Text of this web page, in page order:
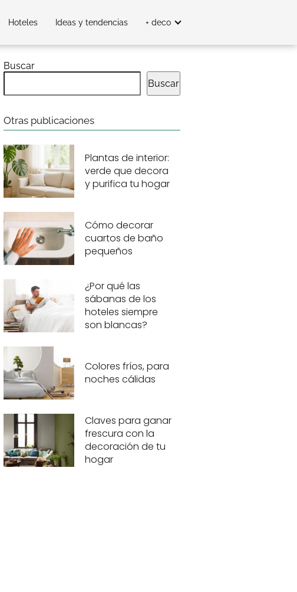
Hoteles Ideas y tendencias + deco
Buscar
Buscar
Otras publicaciones
Plantas de interior:
verde que decora
y purifica tu hogar
Cómo decorar
cuartos de baño
pequeños
¿Por qué las
sábanas de los
hoteles siempre
son blancas?
Colores fríos, para
noches cálidas
Claves para ganar
frescura con la
decoración de tu
hogar